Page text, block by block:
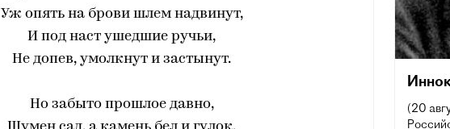
Уж опять на брови шлем надвинут,
И под наст ушедшие ручьи,
Не допев, умолкнут и застынут.
Но забыто прошлое давно,
(20